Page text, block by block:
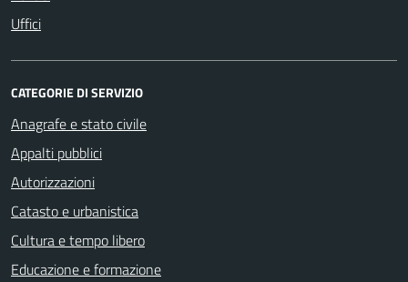
Uffici
CATEGORIE DI SERVIZIO
Anagrafe e stato civile
Appalti pubblici
Autorizzazioni
Catasto e urbanistica
Cultura e tempo libero
Educazione e formazione